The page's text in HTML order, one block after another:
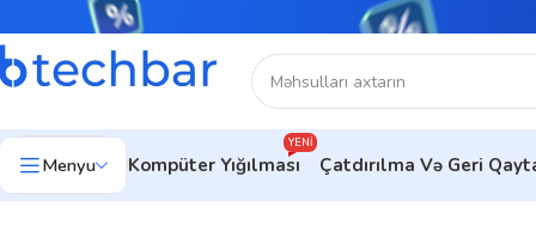
Menyu Kompüter Yığılması
YENI
Çatdırılma Və Geri
Ev Noutbuklar